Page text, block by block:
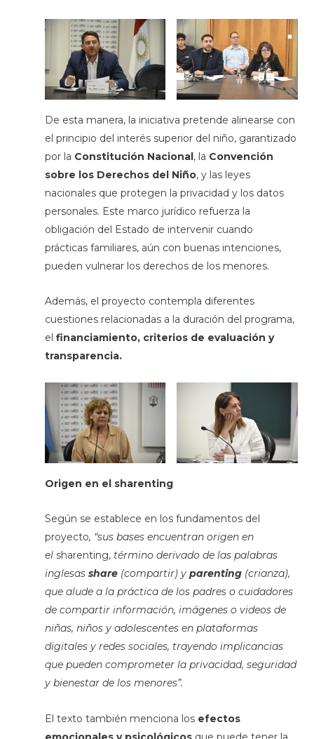
De esta manera, la iniciativa pretende alinearse con
el principio del interés superior del niño, garantizado
por la Constitución Nacional, la Convención
sobre los Derechos del Niño, y las leyes
nacionales que protegen la privacidad y los datos
personales. Este marco jurídico refuerza la
obligación del Estado de intervenir cuando
prácticas familiares, aún con buenas intenciones,
pueden vulnerar los derechos de los menores.
Además, el proyecto contempla diferentes
cuestiones relacionadas a la duración del programa,
el financiamiento, criterios de evaluación y
transparencia.
Origen en el sharenting
Según se establece en los fundamentos del
proyecto, “sus bases encuentran origen en
el sharenting,término derivado de las palabras
inglesas share (compartir) y parenting (crianza),
que alude a la práctica de los padres o cuidadores
de compartir información, imágenes o videos de
niñas, niños y adolescentes en plataformas
digitales y redes sociales, trayendo implicancias
que pueden comprometer la privacidad, seguridad
y bienestar de los menores”.
El texto también menciona los efectos